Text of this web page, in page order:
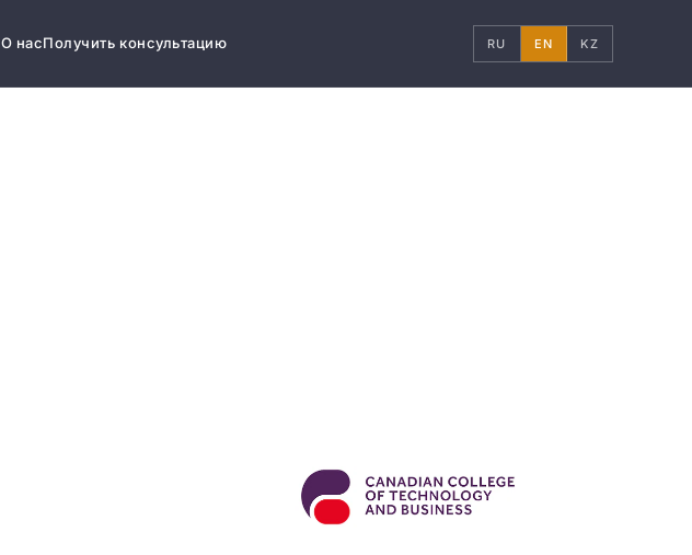
О насПолучить консультацию RU EN KZ